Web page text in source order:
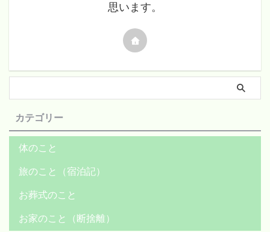
思います。
カテゴリー
体のこと
旅のこと（宿泊記）
お葬式のこと
お家のこと（断捨離）